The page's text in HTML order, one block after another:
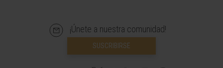
¡Únete a nuestra comunidad!
SUSCRIBIRSE